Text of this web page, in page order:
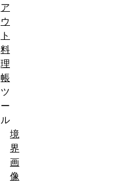
ア
ウ
ト
料
理
帳
ツ
ー
ル
境
界
画
像